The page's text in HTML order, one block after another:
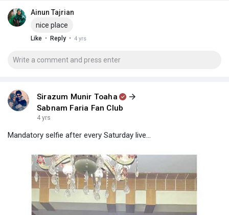
Ainun Tajrian
nice place
Like · Reply · 4 yrs
Sirazum Munir Toaha
Sabnam Faria Fan Club
4 yrs
Mandatory selfie after every Saturday live…